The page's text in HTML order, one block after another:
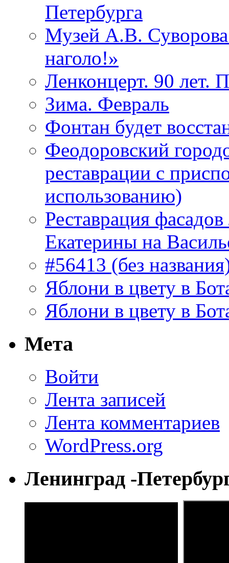
Петербурга
Музей А.В.
наголо!»
Ленконцерт. 90 лет.
Зима. Февраль
Фонтан будет
Феодоровский
реставрации с
использованию)
Реставрация
Екатерины на
#56413 (без
Яблони в цвету в
Яблони в цвету в
Мета
Войти
Лента записей
Лента комментариев
WordPress.org
Ленинград -